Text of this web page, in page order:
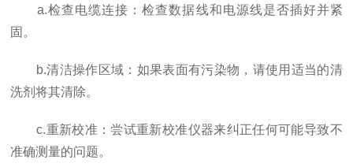
a.检查电缆连接：检查数据线和电源线是否插好并紧
固。
b.清洁操作区域：如果表面有污染物，请使用适当的清
洗剂将其清除。
c.重新校准：尝试重新校准仪器来纠正任何可能导致不
准确测量的问题。